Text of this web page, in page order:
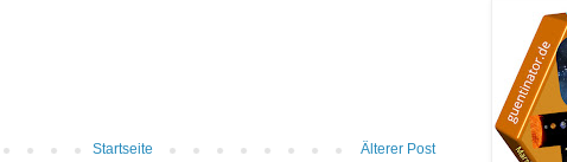
Älterer Post
Startseite